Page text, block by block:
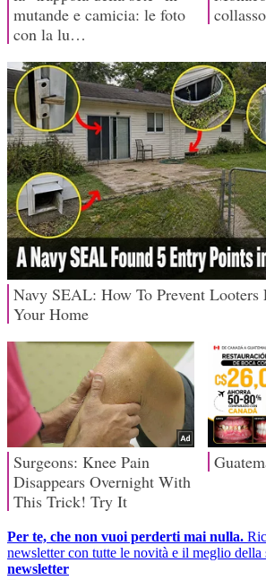
Per te, che non vuoi perderti mai nulla.
newsletter con tutte le novità e il meglio della
newsletter